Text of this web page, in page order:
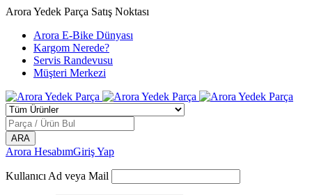
Arora Yedek Parça Satış Noktası
Arora E-Bike Dünyası
Kargom Nerede?
Servis Randevusu
Müşteri Merkezi
Arora HesabımGiriş Yap
Kullanıcı Ad veya Mail